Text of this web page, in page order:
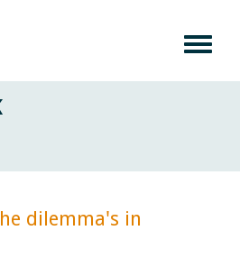
dilemma's in